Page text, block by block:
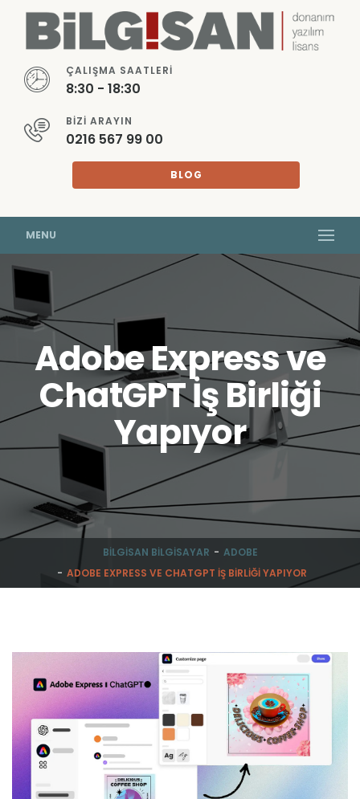
ÇALIŞMA SAATLERI
8:30 - 18:30
BIZI ARAYIN
0216 567 99 00
BLOG
MENU
Adobe Express ve
ChatGPT İş Birliği
Yapıyor
BILGISAN BILGISAYAR
ADOBE
ADOBE EXPRESS VE CHATGPT İŞ BIRLIĞI YAPIYOR